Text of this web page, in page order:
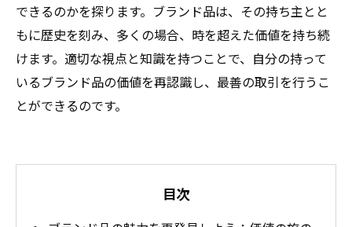
できるのかを探ります。ブランド品は、その持ち主とと
もに歴史を刻み、多くの場合、時を超えた価値を持ち続
けます。適切な視点と知識を持つことで、自分の持って
いるブランド品の価値を再認識し、最善の取引を行うこ
とができるのです。
目次